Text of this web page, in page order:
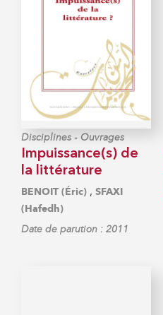
Disciplines - Ouvrages
Impuissance(s) de
la littérature
BENOIT (Éric) , SFAXI
(Hafedh)
Date de parution : 2011